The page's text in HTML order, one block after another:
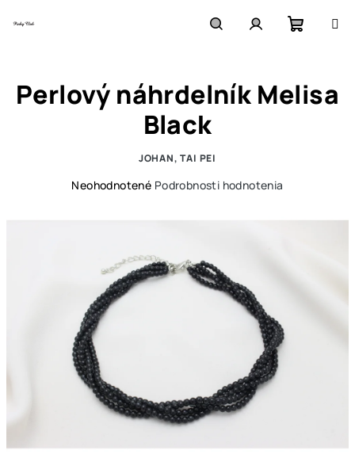
košík
Perlový náhrdelník Melisa
Black
JOHAN, TAI PEI
Priemerné
hviezdičiek.
Neohodnotené Podrobnosti hodnotenia